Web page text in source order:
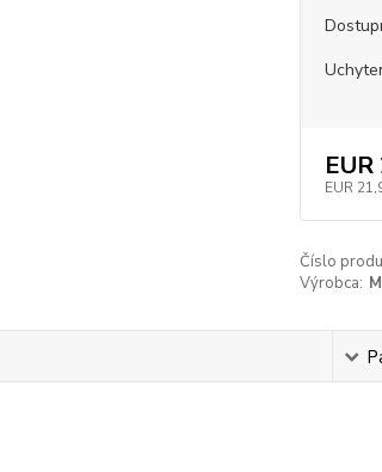
EUR
Číslo
Výrobca: